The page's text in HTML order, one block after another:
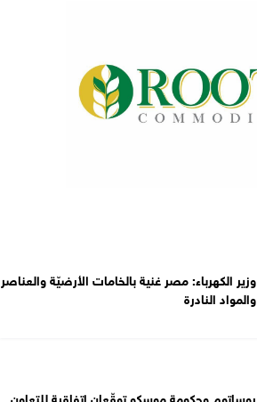
وزير الكهرباء: مصر غنية بالخامات الأرضيّة والعناصر
والمواد النادرة
روساتوم وحكومة موسكو توقّعان اتفاقية للتعاون